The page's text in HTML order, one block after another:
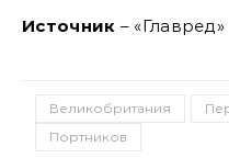
Источник – «Главред»
Великобритания
Портников